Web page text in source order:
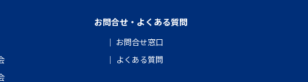
お問合せ・よくある質問
お問合せ窓口
よくある質問